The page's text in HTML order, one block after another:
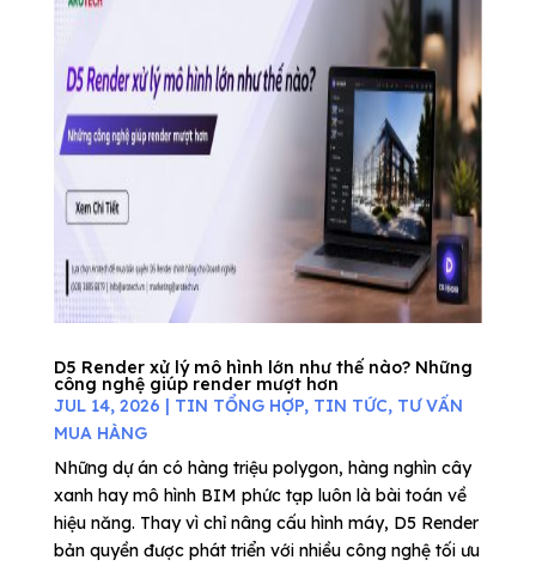
D5 Render xử lý mô hình lớn như thế nào? Những
công nghệ giúp render mượt hơn
JUL 14, 2026 | TIN TỔNG HỢP, TIN TỨC, TƯ VẤN
MUA HÀNG
Những dự án có hàng triệu polygon, hàng nghìn cây
xanh hay mô hình BIM phức tạp luôn là bài toán về
hiệu năng. Thay vì chỉ nâng cấu hình máy, D5 Render
bản quyền được phát triển với nhiều công nghệ tối ưu